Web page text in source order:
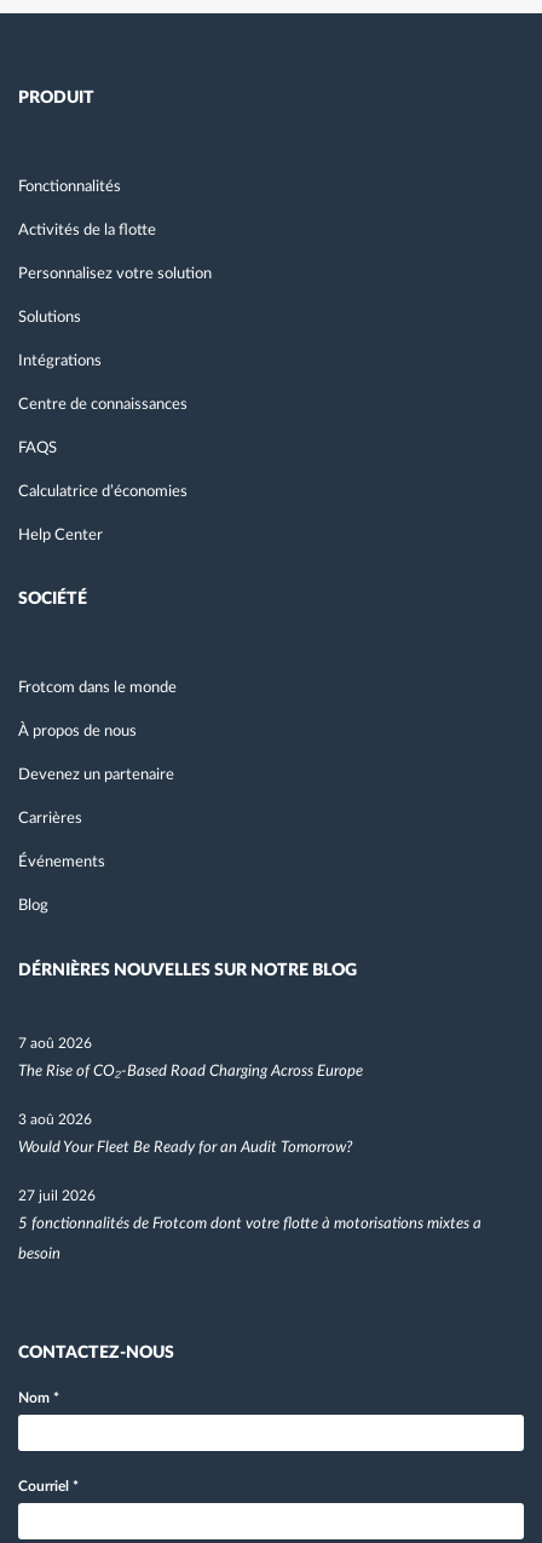
PRODUIT
Fonctionnalités
Activités de la flotte
Personnalisez votre solution
Solutions
Intégrations
Centre de connaissances
FAQS
Calculatrice d’économies
Help Center
SOCIÉTÉ
Frotcom dans le monde
À propos de nous
Devenez un partenaire
Carrières
Événements
Blog
DÉRNIÈRES NOUVELLES SUR NOTRE BLOG
7 aoû 2026
The Rise of CO₂-Based Road Charging Across Europe
3 aoû 2026
Would Your Fleet Be Ready for an Audit Tomorrow?
27 juil 2026
5 fonctionnalités de Frotcom dont votre flotte à motorisations mixtes a
besoin
CONTACTEZ-NOUS
Nom *
Courriel *